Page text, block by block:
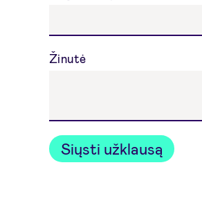
Žinutė
Siųsti užklausą